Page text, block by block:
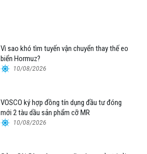
Vì sao khó tìm tuyến vận chuyển thay thế eo
biển Hormuz?
10/08/2026
VOSCO ký hợp đồng tín dụng đầu tư đóng
mới 2 tàu dầu sản phẩm cỡ MR
10/08/2026